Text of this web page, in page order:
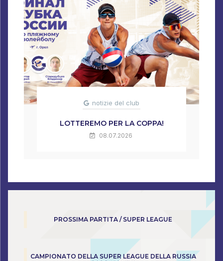
notizie del club
LOTTEREMO PER LA COPPA!
08.07.2026
PROSSIMA PARTITA / SUPER LEAGUE
CAMPIONATO DELLA SUPER LEAGUE DELLA RUSSIA